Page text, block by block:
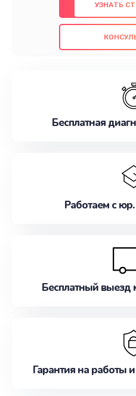
использованием
также гарантируем
проведенных работ.
наилучшим образом. Не
УЗНАТЬ
Бесплатная
Работаем с
Бесплатный выезд
Гарантия на работы